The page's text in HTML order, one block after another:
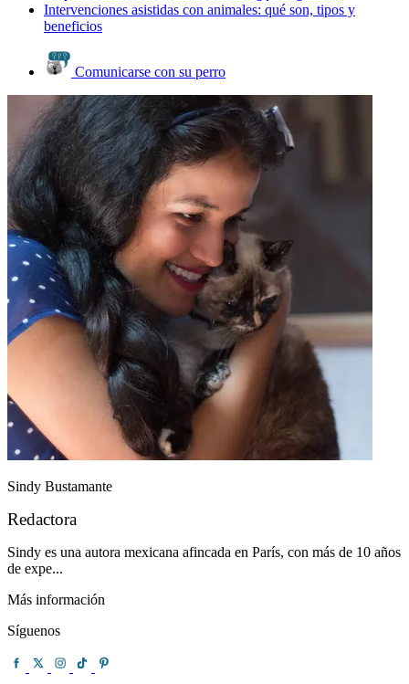
Intervenciones asistidas con animales: qué son, tipos y
beneficios
Comunicarse con su perro
Sindy Bustamante
Redactora
Sindy es una autora mexicana afincada en París, con más de 10 años
de expe...
Más información
Síguenos